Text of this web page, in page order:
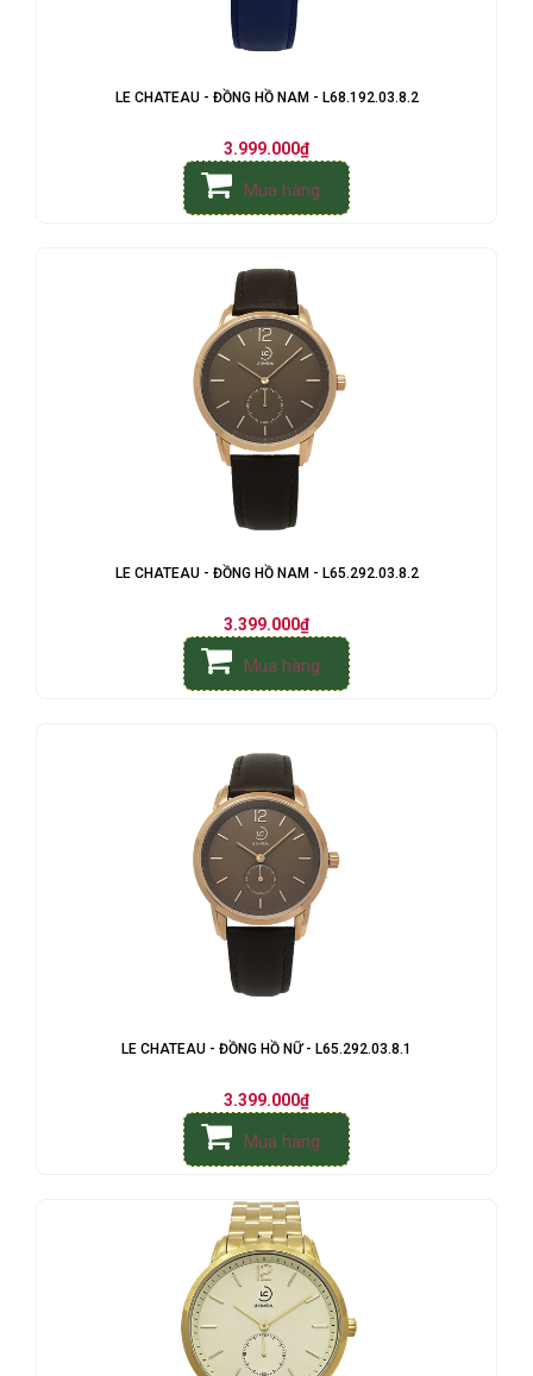
LE CHATEAU - ĐỒNG HỒ NAM - L68.192.03.8.2
3.999.000₫
Mua hàng
LE CHATEAU - ĐỒNG HỒ NAM - L65.292.03.8.2
3.399.000₫
Mua hàng
LE CHATEAU - ĐỒNG HỒ NỮ - L65.292.03.8.1
3.399.000₫
Mua hàng